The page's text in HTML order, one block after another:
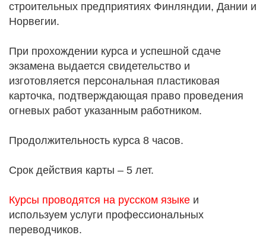
строительных предприятиях Финляндии, Дании и
Норвегии.
При прохождении курса и успешной сдаче
экзамена выдается свидетельство и
изготовляется персональная пластиковая
карточка, подтверждающая право проведения
огневых работ указанным работником.
Продолжительность курса 8 часов.
Срок действия карты – 5 лет.
Курсы проводятся на русском языкеи
используем услуги профессиональных
переводчиков.